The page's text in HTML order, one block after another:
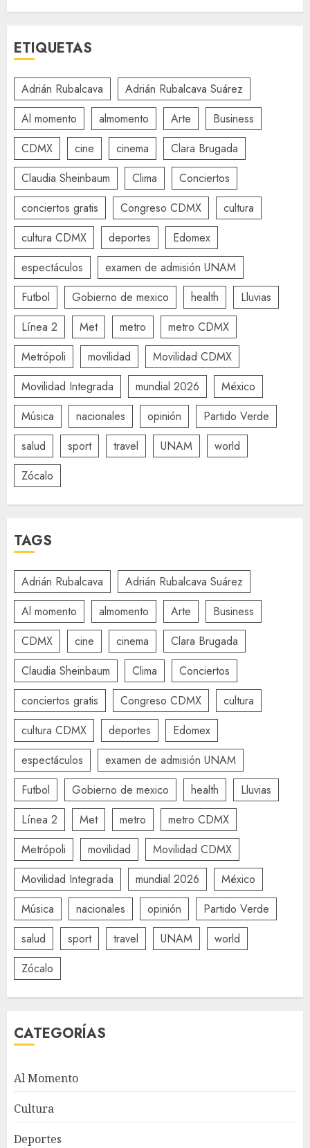
ETIQUETAS
Adrián Rubalcava
Adrián Rubalcava Suárez
Al momento
almomento Arte
Business
CDMX
cine cinema
Clara Brugada
Claudia Sheinbaum
Clima
Conciertos
conciertos gratis
Congreso CDMX
cultura
cultura CDMX
deportes
Edomex
espectáculos
examen de admisión UNAM
Futbol
Gobierno de mexico health
Lluvias
Línea 2
Met metro
metro CDMX
Metrópoli
movilidad
Movilidad CDMX
Movilidad Integrada
mundial 2026
México
Música
nacionales opinión
Partido Verde
salud
sport travel UNAM
world
Zócalo
TAGS
Adrián Rubalcava
Adrián Rubalcava Suárez
Al momento
almomento Arte
Business
CDMX
cine cinema
Clara Brugada
Claudia Sheinbaum
Clima
Conciertos
conciertos gratis
Congreso CDMX
cultura
cultura CDMX
deportes
Edomex
espectáculos
examen de admisión UNAM
Futbol
Gobierno de mexico health
Lluvias
Línea 2
Met metro
metro CDMX
Metrópoli
movilidad
Movilidad CDMX
Movilidad Integrada
mundial 2026
México
Música
nacionales opinión
Partido Verde
salud
sport travel UNAM
world
Zócalo
CATEGORÍAS
Al Momento
Cultura
Deportes